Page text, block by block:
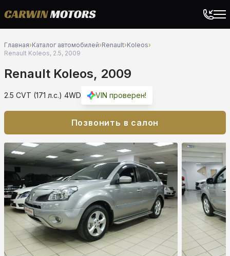
Главная›Каталог автомобилей›Renault›Koleos›
Renault Koleos, 2.5, 2009
Renault Koleos, 2009
2.5 CVT (171 л.с.) 4WD VIN проверен!
Позвонить в салон